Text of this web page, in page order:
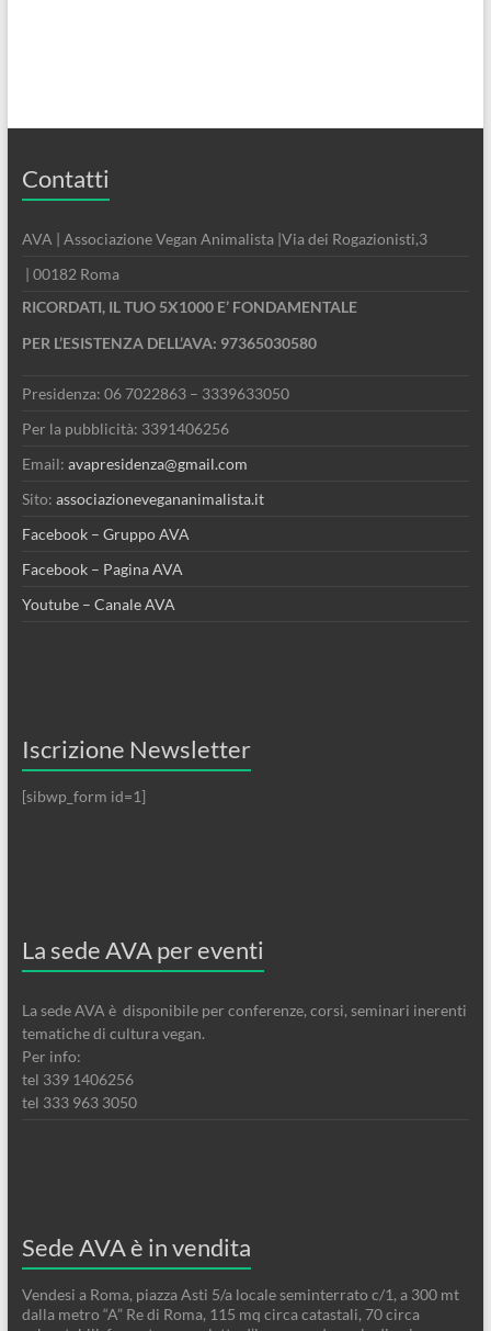
Contatti
AVA | Associazione Vegan Animalista |Via dei Rogazionisti,3
| 00182 Roma
RICORDATI, IL TUO 5X1000 E’ FONDAMENTALE
PER L’ESISTENZA DELL’AVA: 97365030580
Presidenza: 06 7022863 – 3339633050
Per la pubblicità: 3391406256
Email: avapresidenza@gmail.com
Sito: associazionevegananimalista.it
Facebook – Gruppo AVA
Facebook – Pagina AVA
Youtube – Canale AVA
Iscrizione Newsletter
[sibwp_form id=1]
La sede AVA per eventi
La sede AVA è disponibile per conferenze, corsi, seminari inerenti
tematiche di cultura vegan.
Per info:
tel 339 1406256
tel 333 963 3050
Sede AVA è in vendita
Vendesi a Roma, piazza Asti 5/a locale seminterrato c/1, a 300 mt
dalla metro “A” Re di Roma, 115 mq circa catastali, 70 circa